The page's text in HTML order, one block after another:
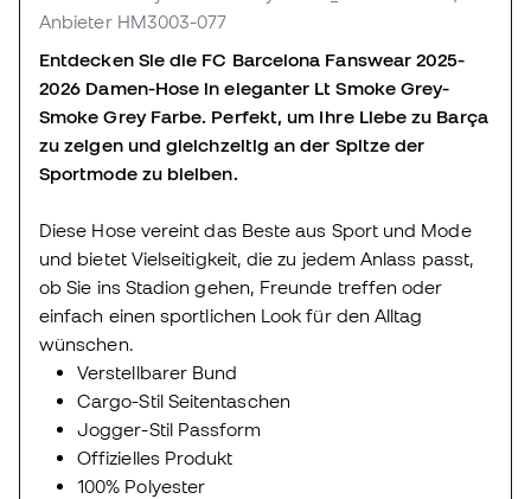
Anbieter HM3003-077
Entdecken Sie die FC Barcelona Fanswear 2025-
2026 Damen-Hose in eleganter Lt Smoke Grey-
Smoke Grey Farbe. Perfekt, um Ihre Liebe zu Barça
zu zeigen und gleichzeitig an der Spitze der
Sportmode zu bleiben.
Diese Hose vereint das Beste aus Sport und Mode
und bietet Vielseitigkeit, die zu jedem Anlass passt,
ob Sie ins Stadion gehen, Freunde treffen oder
einfach einen sportlichen Look für den Alltag
wünschen.
Verstellbarer Bund
Cargo-Stil Seitentaschen
Jogger-Stil Passform
Offizielles Produkt
100% Polyester